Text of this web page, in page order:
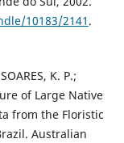
10183/2141 .
K. P.;
of Large Native
from the Floristic
Australian